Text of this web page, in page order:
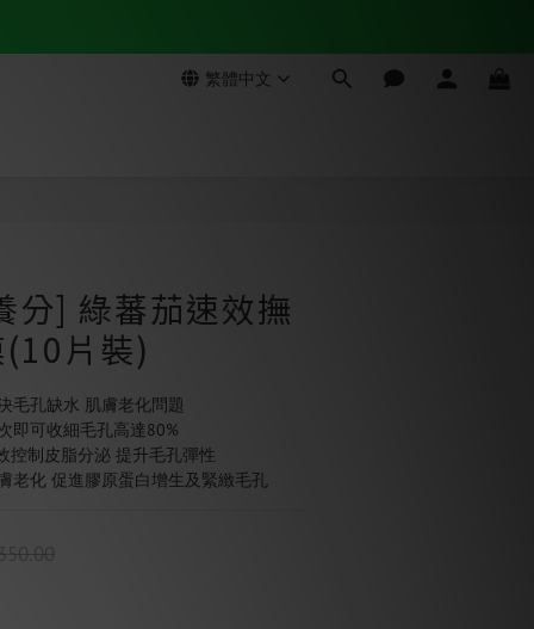
繁體中文
分] 綠蕃茄速效撫
片裝)
毛孔缺水 肌膚老化問題
即可收細毛孔高達80%
控制皮脂分泌 提升毛孔彈性
老化 促進膠原蛋白增生及緊緻毛孔